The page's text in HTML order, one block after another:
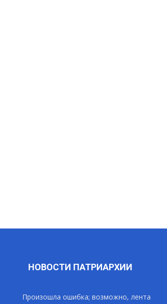
НОВОСТИ ПАТРИАРХИИ
Произошла ошибка; возможно, лента